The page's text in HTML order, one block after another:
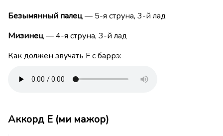
Безымянный палец— 5-я струна, 3-й лад
Мизинец— 4-я струна, 3-й лад
Как должен звучать F с баррэ:
Аккорд E (ми мажор)